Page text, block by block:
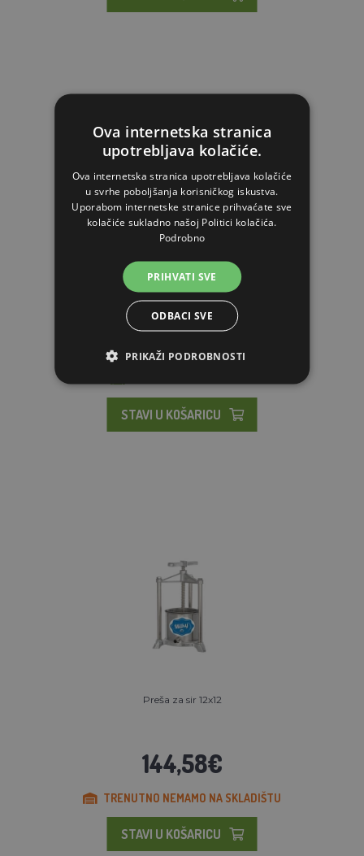
Preša za sir 14x14
179,38€
STAVI U KOŠARICU
Preša za sir 12x12
144,58€
TRENUTNO NEMAMO NA SKLADIŠTU
STAVI U KOŠARICU
Ova internetska stranica
upotrebljava kolačiće.
Ova internetska stranica upotrebljava kolačiće
u svrhe poboljšanja korisničkog iskustva.
Uporabom internetske stranice prihvaćate sve
kolačiće sukladno našoj Politici kolačića.
Podrobno
PRIHVATI SVE
ODBACI SVE
PRIKAŽI PODROBNOSTI